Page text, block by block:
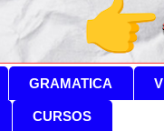
GRAMATICA
CURSOS